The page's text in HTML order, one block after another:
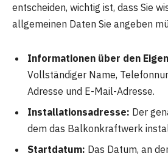
entscheiden, wichtig ist, dass Sie
allgemeinen Daten Sie angeben
Informationen über den
Vollständiger Name,
Adresse und E-Mail-Adresse.
Installationsadresse: Der
dem das Balkonkraftwerk
Startdatum: Das Datum, an